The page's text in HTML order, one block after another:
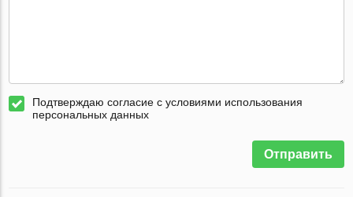
Подтверждаю согласие с условиями использования
персональных данных
Отправить